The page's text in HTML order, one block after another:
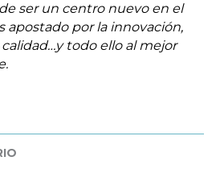
ser un centro nuevo en el
apostado por la innovación,
todo ello al mejor